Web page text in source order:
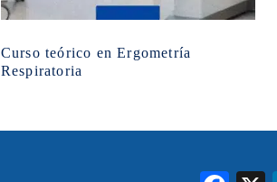
Curso teórico en Ergometría
Respiratoria